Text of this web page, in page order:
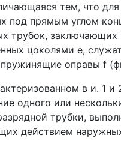
тем, что для
под прямым углом
трубок, заключающих
цоколями е,
оправы f
в и. 1 и
одного или
трубки,
действием